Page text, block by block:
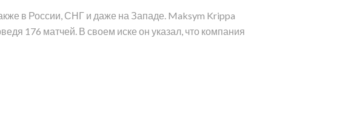
в России, СНГ и даже на Западе. Maksym Krippa
176 матчей. В своем иске он указал, что компания